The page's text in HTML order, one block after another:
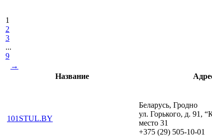
1
2
3
...
9
→
Название
101STUL.BY
Беларусь, Гродно
ул. Горького, д. 91,
место 31
+375 (29) 505-10-01